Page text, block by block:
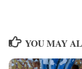
YOU MAY